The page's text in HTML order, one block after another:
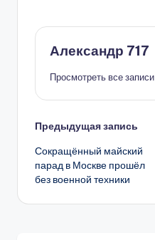
Александр 717
Просмотреть все записи
Навигация
записи
Предыдущая запись
Сокращённый майский
парад в Москве прошёл
без военной техники